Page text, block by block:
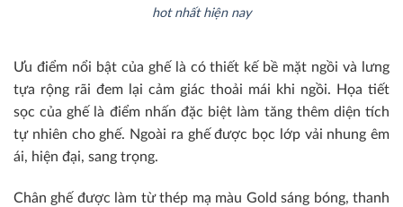
hot nhất hiện nay
Ưu điểm nổi bật của ghế là có thiết kế bề mặt ngồi và lưng
tựa rộng rãi đem lại cảm giác thoải mái khi ngồi. Họa tiết
sọc của ghế là điểm nhấn đặc biệt làm tăng thêm diện tích
tự nhiên cho ghế. Ngoài ra ghế được bọc lớp vải nhung êm
ái, hiện đại, sang trọng.
Chân ghế được làm từ thép mạ màu Gold sáng bóng, thanh